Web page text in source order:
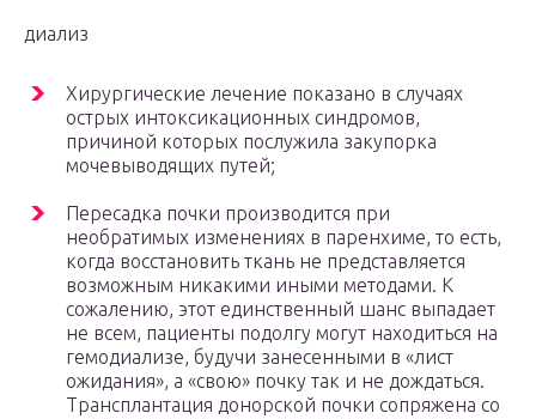
диализ
Хирургические лечение показано в случаях
острых интоксикационных синдромов,
причиной которых послужила закупорка
мочевыводящих путей;
Пересадка почки производится при
необратимых изменениях в паренхиме, то есть,
когда восстановить ткань не представляется
возможным никакими иными методами. К
сожалению, этот единственный шанс выпадает
не всем, пациенты подолгу могут находиться на
гемодиализе, будучи занесенными в «лист
ожидания», а «свою» почку так и не дождаться.
Трансплантация донорской почки сопряжена со